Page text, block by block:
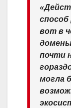
способ
вот в
почти
могла